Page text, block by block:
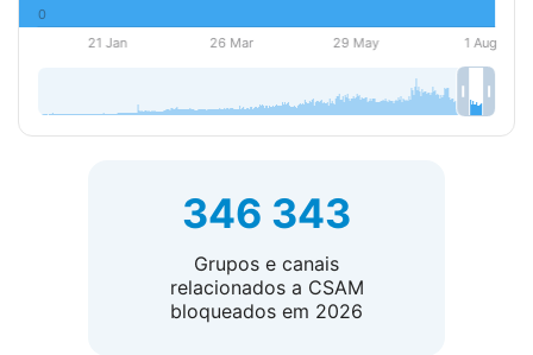
346 343
Grupos e canais
relacionados a CSAM
bloqueados em 2026